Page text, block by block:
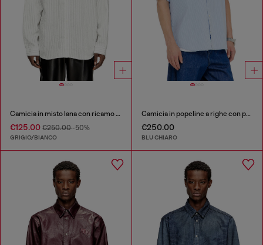
Camicia in misto lana con ricamo Oval D
€125.00 €250.00-50%
GRIGIO/BIANCO
Camicia in popeline a righe con patch ricamato
€250.00
BLU CHIARO